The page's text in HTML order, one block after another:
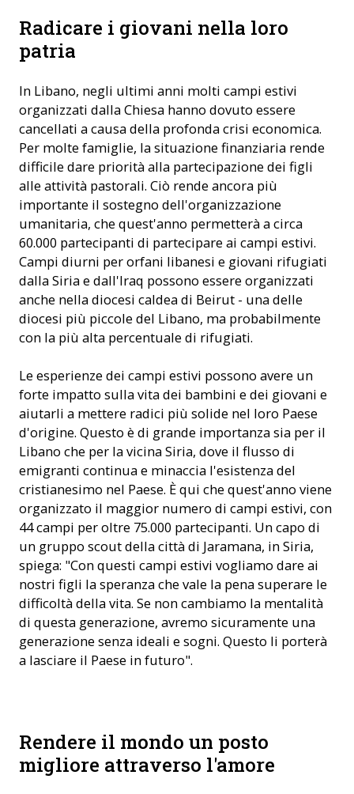
Radicare i giovani nella loro
patria
In Libano, negli ultimi anni molti campi estivi
organizzati dalla Chiesa hanno dovuto essere
cancellati a causa della profonda crisi economica.
Per molte famiglie, la situazione finanziaria rende
difficile dare priorità alla partecipazione dei figli
alle attività pastorali. Ciò rende ancora più
importante il sostegno dell'organizzazione
umanitaria, che quest'anno permetterà a circa
60.000 partecipanti di partecipare ai campi estivi.
Campi diurni per orfani libanesi e giovani rifugiati
dalla Siria e dall'Iraq possono essere organizzati
anche nella diocesi caldea di Beirut - una delle
diocesi più piccole del Libano, ma probabilmente
con la più alta percentuale di rifugiati.
Le esperienze dei campi estivi possono avere un
forte impatto sulla vita dei bambini e dei giovani e
aiutarli a mettere radici più solide nel loro Paese
d'origine. Questo è di grande importanza sia per il
Libano che per la vicina Siria, dove il flusso di
emigranti continua e minaccia l'esistenza del
cristianesimo nel Paese. È qui che quest'anno viene
organizzato il maggior numero di campi estivi, con
44 campi per oltre 75.000 partecipanti. Un capo di
un gruppo scout della città di Jaramana, in Siria,
spiega: "Con questi campi estivi vogliamo dare ai
nostri figli la speranza che vale la pena superare le
difficoltà della vita. Se non cambiamo la mentalità
di questa generazione, avremo sicuramente una
generazione senza ideali e sogni. Questo li porterà
a lasciare il Paese in futuro".
Rendere il mondo un posto
migliore attraverso l'amore